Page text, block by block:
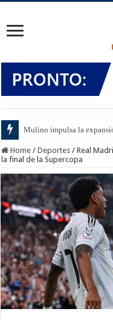
Mulino impulsa la
Home / Deportes / Real
la final de la Supercopa